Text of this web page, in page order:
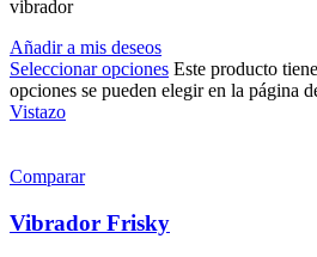
vibrador
Añadir a mis deseos
Seleccionar opciones Este producto
opciones se pueden elegir en la página
Vistazo
Comparar
Vibrador Frisky